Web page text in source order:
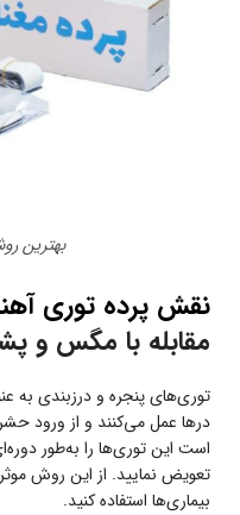
بهترین
نقش پرده توری
مقابله با مگس و
توری‌های پنجره و درزبندی به
درها عمل می‌کنند و از ورود
است این توری‌ها را به‌طور
تعویض نمایید. از این روش
بیماری‌ها استفاده کنید.